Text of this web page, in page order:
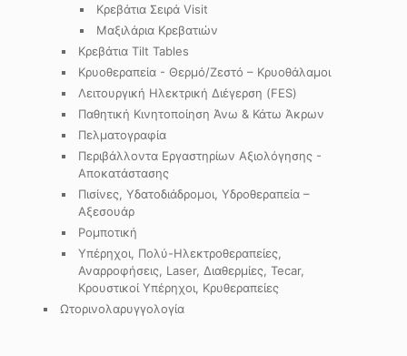
Κρεβάτια Σειρά Visit
Μαξιλάρια Κρεβατιών
Κρεβάτια Tilt Tables
Κρυοθεραπεία - Θερμό/Ζεστό – Κρυοθάλαμοι
Λειτουργική Ηλεκτρική Διέγερση (FES)
Παθητική Κινητοποίηση Άνω & Κάτω Άκρων
Πελματογραφία
Περιβάλλοντα Εργαστηρίων Αξιολόγησης -
Αποκατάστασης
Πισίνες, Υδατοδιάδρομοι, Υδροθεραπεία –
Αξεσουάρ
Ρομποτική
Υπέρηχοι, Πολύ-Ηλεκτροθεραπείες,
Αναρροφήσεις, Laser, Διαθερμίες, Tecar,
Κρουστικοί Υπέρηχοι, Κρυθεραπείες
Ωτορινολαρυγγολογία